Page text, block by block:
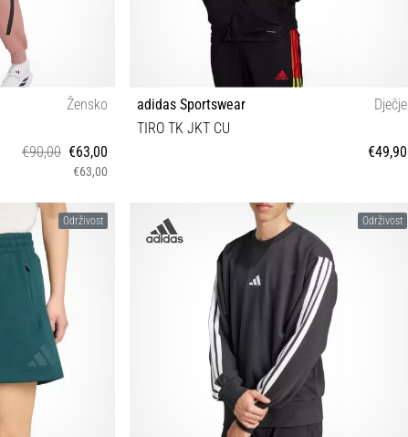
Žensko
€90,00 €63,00
€63,00
adidas Sportswear
Dječje
TIRO TK JKT CU
€49,90
XS
Održivost Održivost